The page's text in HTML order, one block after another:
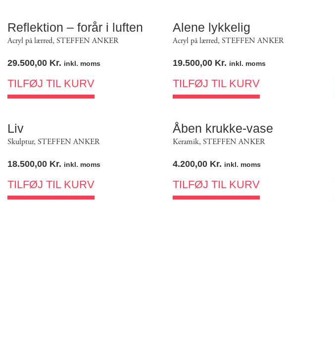
Reflektion – forår i luften
Acryl på lærred, STEFFEN ANKER
29.500,00 Kr. inkl. moms
TILFØJ TIL KURV
Alene lykkelig
Acryl på lærred, STEFFEN ANKER
19.500,00 Kr. inkl. moms
TILFØJ TIL KURV
Liv
Skulptur, STEFFEN ANKER
18.500,00 Kr. inkl. moms
TILFØJ TIL KURV
Åben krukke-vase
Keramik, STEFFEN ANKER
4.200,00 Kr. inkl. moms
TILFØJ TIL KURV